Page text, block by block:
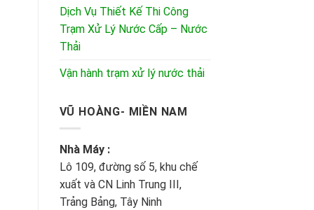
Dịch Vụ Thiết Kế Thi Công
Trạm Xử Lý Nước Cấp – Nước
Thải
Vận hành trạm xử lý nước thải
VŨ HOÀNG- MIỀN NAM
Nhà Máy :
Lô 109, đường số 5, khu chế
xuất và CN Linh Trung III,
Trảng Bảng, Tây Ninh